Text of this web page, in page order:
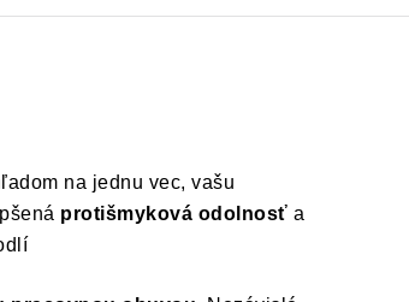
na jednu vec, vašu
protišmyková odolnosť a